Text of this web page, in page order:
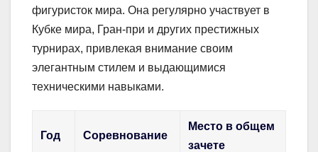
фигуристок мира. Она регулярно участвует в
Кубке мира, Гран-при и других престижных
турнирах, привлекая внимание своим
элегантным стилем и выдающимися
техническими навыками.
Год Соревнование
Место в общем
зачете